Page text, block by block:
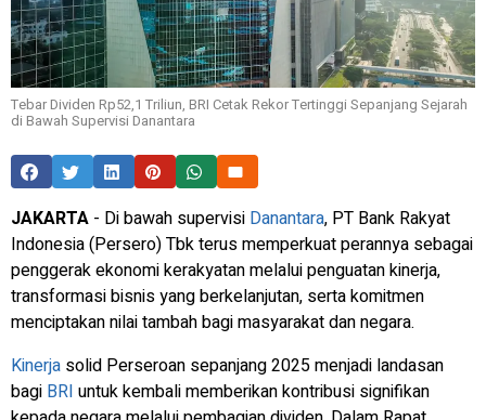
Tebar Dividen Rp52,1 Triliun, BRI Cetak Rekor Tertinggi Sepanjang Sejarah
di Bawah Supervisi Danantara
JAKARTA - Di bawah supervisi Danantara, PT Bank Rakyat
Indonesia (Persero) Tbk terus memperkuat perannya sebagai
penggerak ekonomi kerakyatan melalui penguatan kinerja,
transformasi bisnis yang berkelanjutan, serta komitmen
menciptakan nilai tambah bagi masyarakat dan negara.
Kinerja solid Perseroan sepanjang 2025 menjadi landasan
bagi BRI untuk kembali memberikan kontribusi signifikan